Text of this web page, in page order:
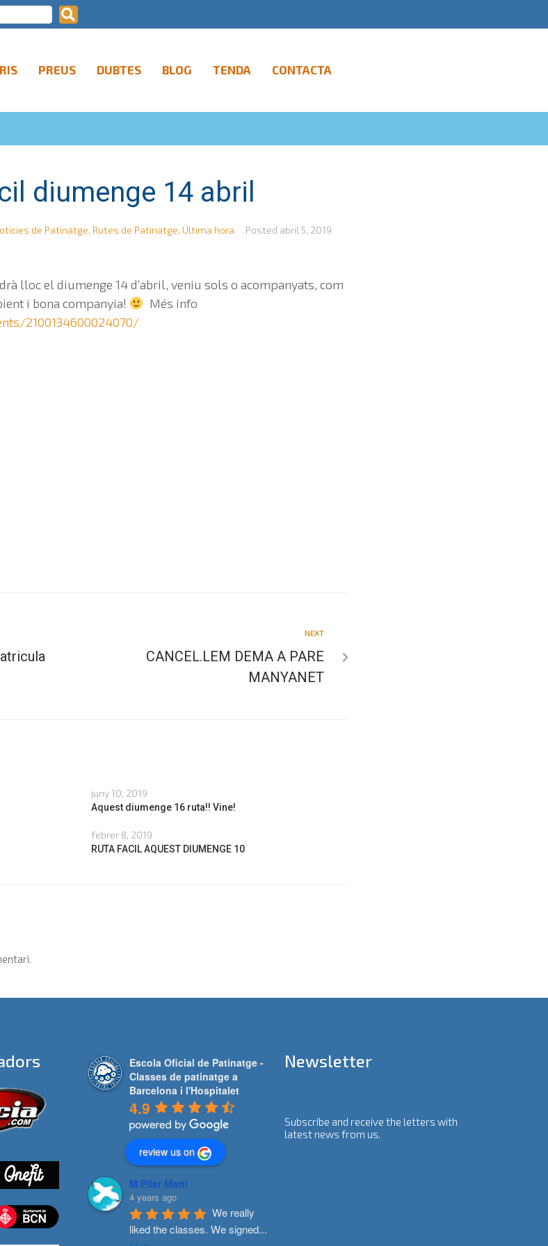
PREUS DUBTES BLOG TENDA CONTACTA
diumenge 14 abril
de Patinatge, Rutes de Patinatge, Última hora Posted abril 5, 2019
lloc el diumenge 14 d’abril, veniu sols o acompanyats, com
i bona companyia!
Més info
2100134600024070/
NEXT
CANCEL.LEM DEMA A PARE
MANYANET
juny 10, 2019
Aquest diumenge 16 ruta!! Vine!
febrer 8, 2019
RUTA FACIL AQUEST DIUMENGE 10
Escola Oficial de Patinatge -
Classes de patinatge a
Barcelona i l'Hospitalet
4.9
review us on
M Pilar Marti
4 years ago
We really
liked the classes. We signed...
Newsletter
Subscribe and receive the letters with
latest news from us.